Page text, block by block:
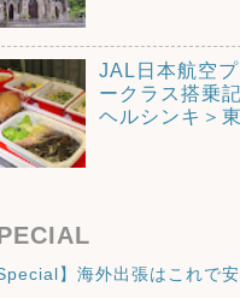
JAL日本航空
ークラス搭乗
ヘルシンキ＞
Special】海外出張はこれで